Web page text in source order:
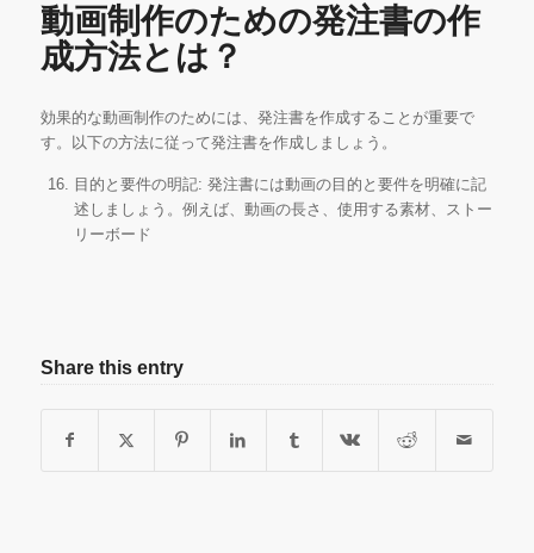
動画制作のための発注書の作
成方法とは？
効果的な動画制作のためには、発注書を作成することが重要で
す。以下の方法に従って発注書を作成しましょう。
目的と要件の明記: 発注書には動画の目的と要件を明確に記
述しましょう。例えば、動画の長さ、使用する素材、ストー
リーボード
Share this entry